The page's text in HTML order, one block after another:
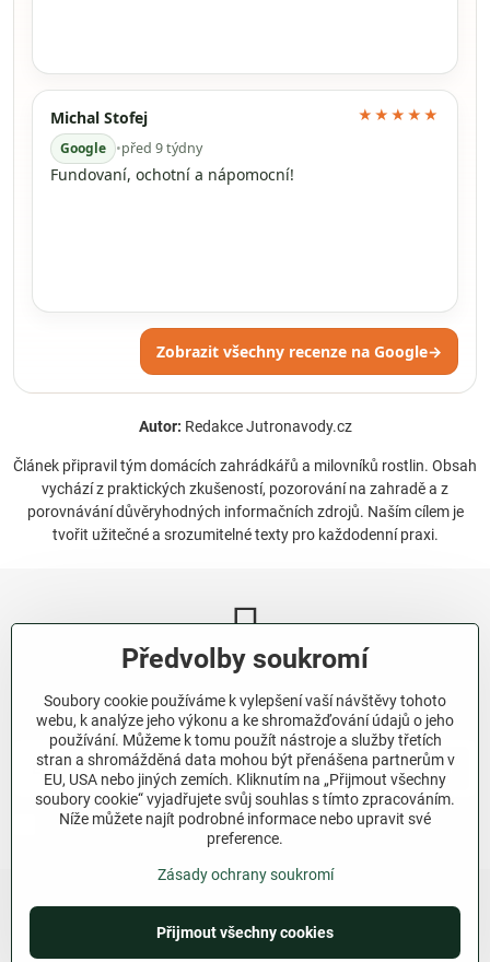
Michal Stofej
Google •před 9 týdny
★★★★★
Fundovaní, ochotní a nápomocní!
Zobrazit všechny recenze na Google→
Autor: Redakce Jutronavody.cz
Článek připravil tým domácích zahrádkářů a milovníků rostlin. Obsah
vychází z praktických zkušeností, pozorování na zahradě a z
porovnávání důvěryhodných informačních zdrojů. Naším cílem je
tvořit užitečné a srozumitelné texty pro každodenní praxi.
Newsletter
Odebírat naše novinky:
Odebírat
Chci se přihlásit k odběru novinek e-mailem.
©2026CopyrightPředvolby soukromíZásady ochrany soukromí
Předvolby soukromí
Soubory cookie používáme k vylepšení vaší návštěvy tohoto
webu, k analýze jeho výkonu a ke shromažďování údajů o jeho
používání. Můžeme k tomu použít nástroje a služby třetích
stran a shromážděná data mohou být přenášena partnerům v
EU, USA nebo jiných zemích. Kliknutím na „Přijmout všechny
soubory cookie“ vyjadřujete svůj souhlas s tímto zpracováním.
Níže můžete najít podrobné informace nebo upravit své
preference.
Zásady ochrany soukromí
Přijmout všechny cookies